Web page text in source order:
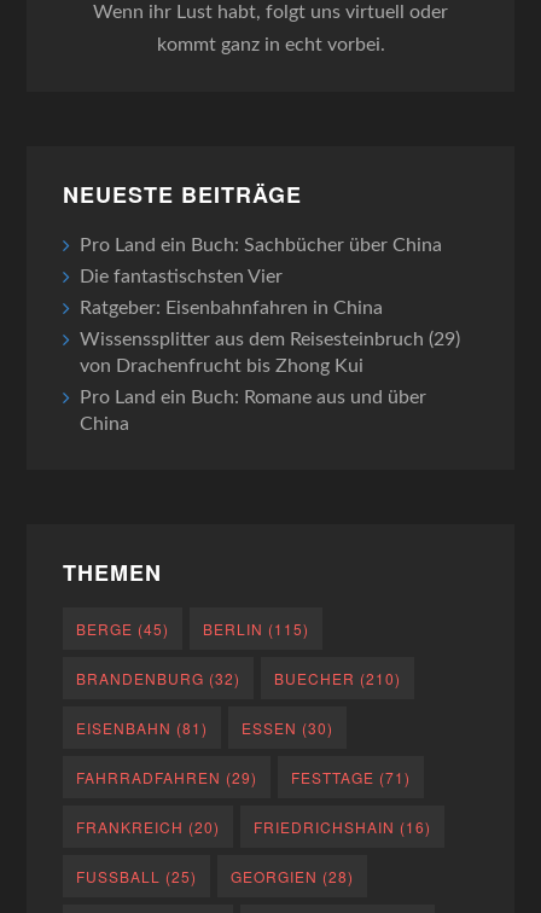
Wenn ihr Lust habt, folgt uns virtuell oder
kommt ganz in echt vorbei.
NEUESTE BEITRÄGE
Pro Land ein Buch: Sachbücher über China
Die fantastischsten Vier
Ratgeber: Eisenbahnfahren in China
Wissenssplitter aus dem Reisesteinbruch (29)
von Drachenfrucht bis Zhong Kui
Pro Land ein Buch: Romane aus und über
China
THEMEN
BERGE (45) BERLIN (115)
BRANDENBURG (32) BUECHER (210)
EISENBAHN (81) ESSEN (30)
FAHRRADFAHREN (29) FESTTAGE (71)
FRANKREICH (20) FRIEDRICHSHAIN (16)
FUSSBALL (25) GEORGIEN (28)